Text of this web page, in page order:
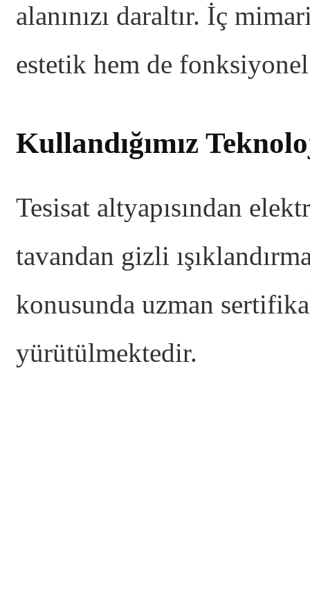
alanınızı daraltır. İç
estetik hem de
Kullandığımız
Tesisat altyapısından
tavandan gizli
konusunda uzman
yürütülmektedir.